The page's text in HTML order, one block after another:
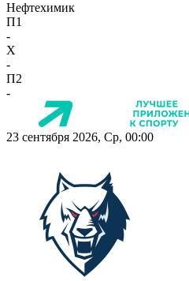
Нефтехимик
П1
-
X
-
П2
-
23 сентября 2026, Ср, 00:00